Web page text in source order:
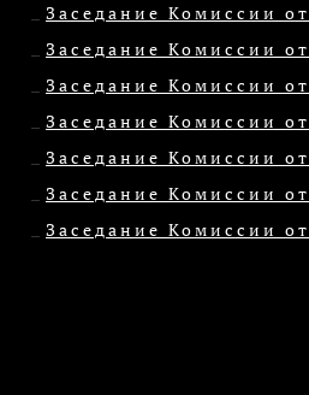
Заседание Комиссии
Заседание Комиссии
Заседание Комиссии
Заседание Комиссии
Заседание Комиссии
Заседание Комиссии
Заседание Комиссии